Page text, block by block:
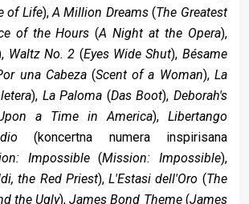
of Life),A Million Dreams(The Greatest
of the Hours (A Night at the Opera),
Waltz No. 2 (Eyes Wide Shut), Bésame
una Cabeza(Scent of a Woman), La
), La Paloma (Das Boot), Deborah's
a Time in America), Libertango
(koncertna numera inspirisana
Impossible(Mission: Impossible),
the Red Priest),L'Estasi dell'Oro (The
the Ugly),James Bond Theme(James